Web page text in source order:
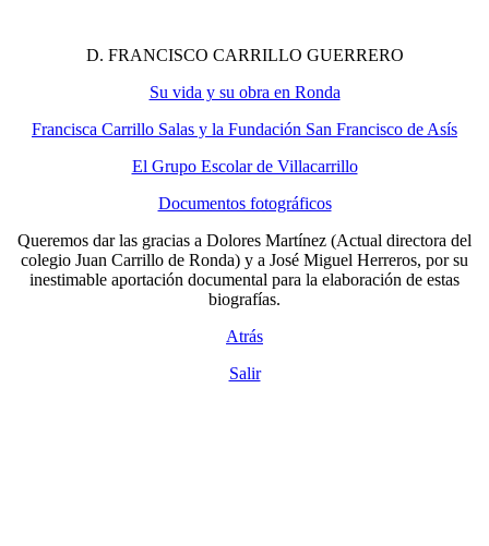
D. FRANCISCO CARRILLO GUERRERO
Su vida y su obra en Ronda
Francisca Carrillo Salas y la Fundación San Francisco de Asís
El Grupo Escolar de Villacarrillo
Documentos fotográficos
Queremos dar las gracias a Dolores Martínez (Actual directora del
colegio Juan Carrillo de Ronda) y a José Miguel Herreros, por su
inestimable aportación documental para la elaboración de estas
biografías.
Atrás
Salir